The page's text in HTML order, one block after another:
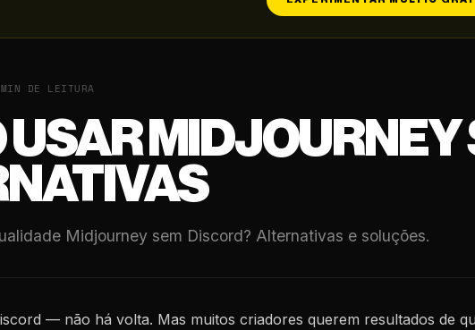
DE LEITURA
USAR MIDJOURNEY
Midjourney sem Discord? Alternativas e soluções.
— não há volta. Mas muitos criadores querem resultados de